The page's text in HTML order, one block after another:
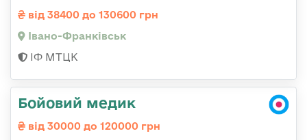
від 38400 до 130600 грн
Івано-Франківськ
ІФ МТЦК
Бойовий медик
від 30000 до 120000 грн